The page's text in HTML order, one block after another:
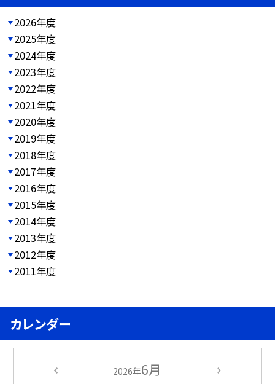
2026年度
2025年度
2024年度
2023年度
2022年度
2021年度
2020年度
2019年度
2018年度
2017年度
2016年度
2015年度
2014年度
2013年度
2012年度
2011年度
カレンダー
2026年6月